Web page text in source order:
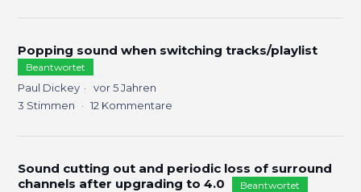
Popping sound when switching tracks/playlist
Beantwortet
Paul Dickey
vor 5 Jahren
3 Stimmen 12 Kommentare
Sound cutting out and periodic loss of surround
channels after upgrading to 4.0
Beantwortet